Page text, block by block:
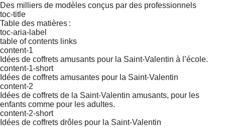
Des milliers de modèles conçus par des professionnels
toc-title
Table des matières :
toc-aria-label
table of contents links
content-1
Idées de coffrets amusants pour la Saint-Valentin à l’école.
content-1-short
Idées de coffrets amusantes pour la Saint-Valentin
content-2
Idées de coffrets de la Saint-Valentin amusants, pour les
enfants comme pour les adultes.
content-2-short
Idées de coffrets drôles pour la Saint-Valentin